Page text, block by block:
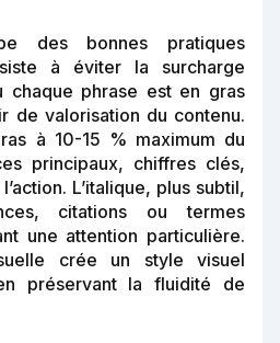
des bonnes pratiques
à éviter la surcharge
chaque phrase est en gras
de valorisation du contenu.
à 10-15 % maximum du
principaux, chiffres clés,
L’italique, plus subtil,
citations ou termes
une attention particulière.
crée un style visuel
préservant la fluidité de